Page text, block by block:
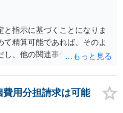
必要があります。 夫が離婚
ろ淡々と調停不成立にして
ていく方が近道であること
護士へ相談・依頼した方が
指示に基づくことになりま
精算可能であれば、そのよ
し、他の関連事件でも相手方
スへお尋ねいただいた方が確
用分担請求は可能